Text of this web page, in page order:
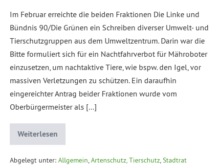
Im Februar erreichte die beiden Fraktionen Die Linke und
Bündnis 90/Die Grünen ein Schreiben diverser Umwelt- und
Tierschutzgruppen aus dem Umweltzentrum. Darin war die
Bitte formuliert sich für ein Nachtfahrverbot für Mähroboter
einzusetzen, um nachtaktive Tiere, wie bspw. den Igel, vor
massiven Verletzungen zu schützen. Ein daraufhin
eingereichter Antrag beider Fraktionen wurde vom
Oberbürgermeister als […]
Weiterlesen
Abgelegt unter: Allgemein,Artenschutz, Tierschutz,Stadtrat